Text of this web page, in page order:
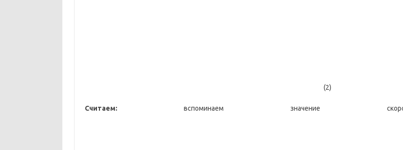
(2)
Считаем:вспоминаем значение